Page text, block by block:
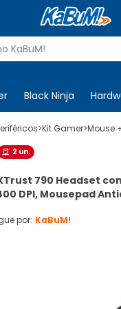
Black Ninja
sua conta
CADASTRE-SE
>Kit Gamer>Mouse
 2 un.
790 Headset
DPI, Mousepad
por: KaBuM!